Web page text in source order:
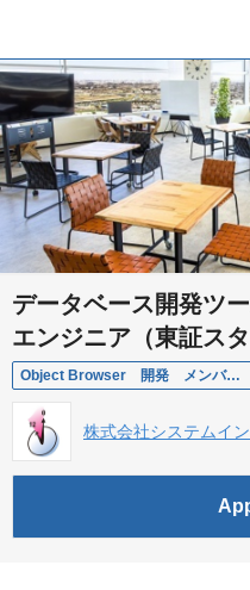
データベース開発ツ
エンジニア（東証ス
Object Browser 開発 メンバー候補（埼玉）
株式会社システムイ